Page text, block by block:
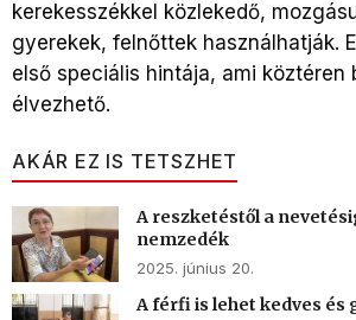
kerekesszékkel közlekedő,
gyerekek, felnőttek használhatják.
első speciális hintája, ami köztéren
élvezhető.
AKÁR EZ IS TETSZHET
A reszketéstől a
nemzedék
2025. június 20.
A férfi is lehet kedves és